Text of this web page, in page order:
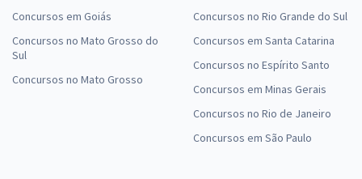
Concursos em Goiás
Concursos no Mato Grosso do
Sul
Concursos no Mato Grosso
Concursos no Rio Grande do Sul
Concursos em Santa Catarina
Concursos no Espírito Santo
Concursos em Minas Gerais
Concursos no Rio de Janeiro
Concursos em São Paulo